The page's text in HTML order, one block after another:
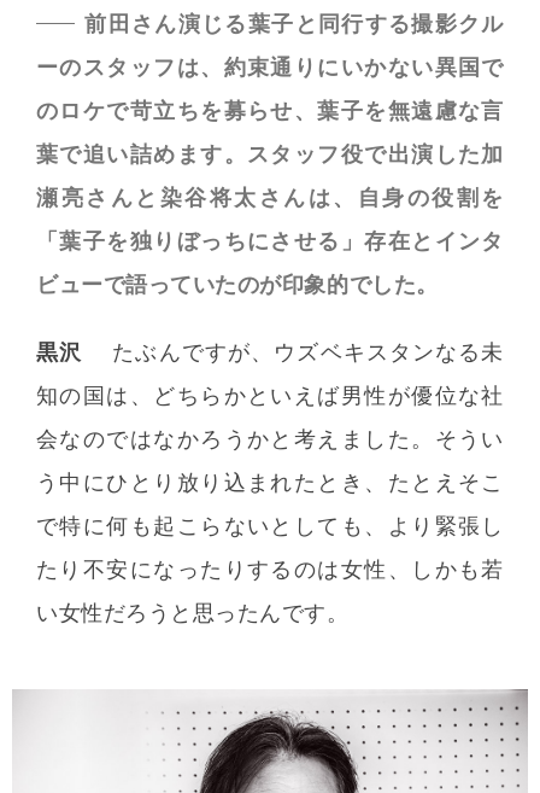
前田さん演じる葉子と同行する撮影クル
ーのスタッフは、約束通りにいかない異国で
のロケで苛立ちを募らせ、葉子を無遠慮な言
葉で追い詰めます。スタッフ役で出演した加
瀬亮さんと染谷将太さんは、自身の役割を
「葉子を独りぼっちにさせる」存在とインタ
ビューで語っていたのが印象的でした。
黒沢
たぶんですが、ウズベキスタンなる未
知の国は、どちらかといえば男性が優位な社
会なのではなかろうかと考えました。そうい
う中にひとり放り込まれたとき、たとえそこ
で特に何も起こらないとしても、より緊張し
たり不安になったりするのは女性、しかも若
い女性だろうと思ったんです。